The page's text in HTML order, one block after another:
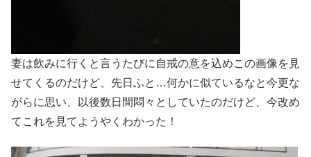
妻は飲みに行くと言うたびに自戒の意を込めこの画像を見
せてくるのだけど、先日ふと…何かに似ているなと今更な
がらに思い、以後数日間悶々としていたのだけど、今改め
てこれを見てようやくわかった！